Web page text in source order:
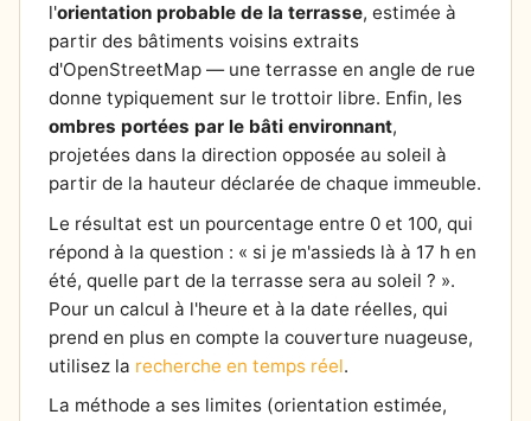
l'orientation probable de la terrasse, estimée à
partir des bâtiments voisins extraits
d'OpenStreetMap — une terrasse en angle de rue
donne typiquement sur le trottoir libre. Enfin, les
ombres portées par le bâti environnant,
projetées dans la direction opposée au soleil à
partir de la hauteur déclarée de chaque immeuble.
Le résultat est un pourcentage entre 0 et 100, qui
répond à la question : « si je m'assieds là à 17 h en
été, quelle part de la terrasse sera au soleil ? ».
Pour un calcul à l'heure et à la date réelles, qui
prend en plus en compte la couverture nuageuse,
utilisez la recherche en temps réel.
La méthode a ses limites (orientation estimée,